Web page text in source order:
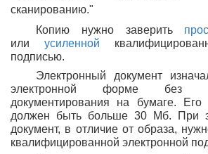
сканированию.
Копию нужно заверить
или усиленной
подписью.
Электронный документ
электронной форме без
документирования на бумаге.
должен быть больше 30 Мб. При
документ, в отличие от образа,
квалифицированной электронной